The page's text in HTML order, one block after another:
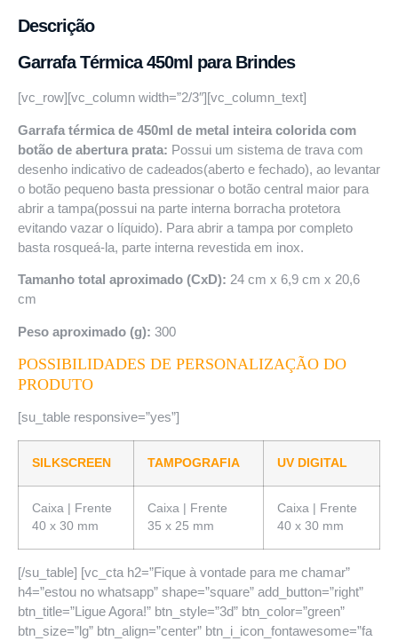
Descrição
Garrafa Térmica 450ml para Brindes
[vc_row][vc_column width=”2/3″][vc_column_text]
Garrafa térmica de 450ml de metal inteira colorida com
botão de abertura prata: Possui um sistema de trava com
desenho indicativo de cadeados(aberto e fechado), ao levantar
o botão pequeno basta pressionar o botão central maior para
abrir a tampa(possui na parte interna borracha protetora
evitando vazar o líquido). Para abrir a tampa por completo
basta rosqueá-la, parte interna revestida em inox.
Tamanho total aproximado (CxD): 24 cm x 6,9 cm x 20,6
cm
Peso aproximado (g): 300
POSSIBILIDADES DE PERSONALIZAÇÃO DO
PRODUTO
[su_table responsive=”yes”]
SILKSCREEN TAMPOGRAFIA UV DIGITAL
Caixa | Frente
40 x 30 mm
Caixa | Frente
35 x 25 mm
Caixa | Frente
40 x 30 mm
[/su_table] [vc_cta h2=”Fique à vontade para me chamar”
h4=”estou no whatsapp” shape=”square” add_button=”right”
btn_title=”Ligue Agora!” btn_style=”3d” btn_color=”green”
btn_size=”lg” btn_align=”center” btn_i_icon_fontawesome=”fa